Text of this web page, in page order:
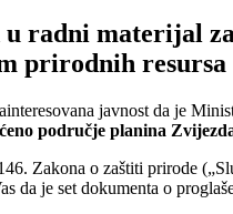
radni materijal
prirodnih resursa
javnost da je
područje planina
Zakona o zaštiti prirode
da je set dokumenta o